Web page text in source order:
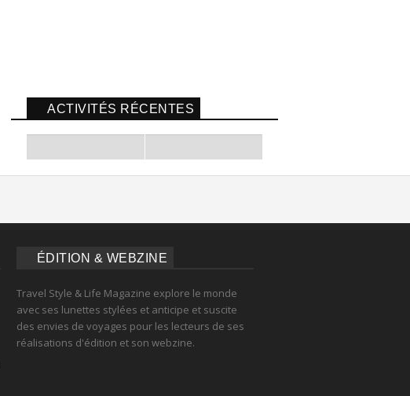
ACTIVITÉS RÉCENTES
ÉDITION & WEBZINE
Travel Style & Life Magazine explore le monde
avec ses lunettes stylées et anticipe et suscite
des envies de voyages pour les lecteurs de ses
réalisations d'édition et son webzine.